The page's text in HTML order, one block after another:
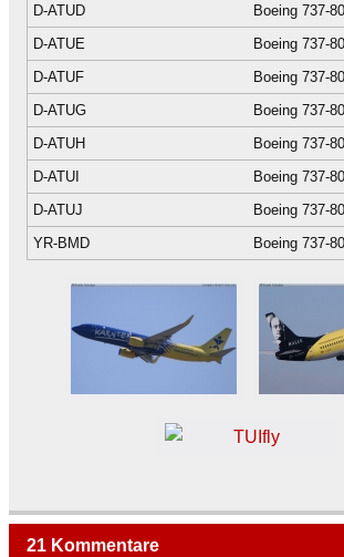
D-ATUD
Boeing 737-
D-ATUE
Boeing 737-
D-ATUF
Boeing 737-
D-ATUG
Boeing 737-
D-ATUH
Boeing 737-
D-ATUI
Boeing 737-
D-ATUJ
Boeing 737-
YR-BMD
Boeing 737-
21 Kommentare